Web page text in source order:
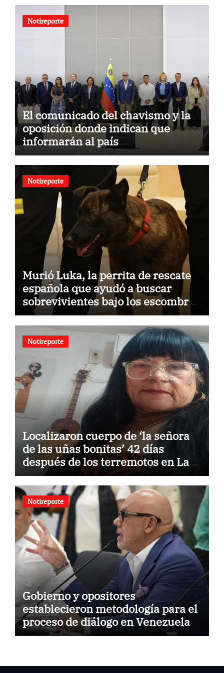
Notireporte
El comunicado del chavismo y la
oposición donde indican que
informarán al país
oportunamente sobre los avances
alcanzado
Notireporte
Murió Luka, la perrita de rescate
española que ayudó a buscar
sobrevivientes bajo los escombros
tras los terremotos
Notireporte
Localizaron cuerpo de ‘la señora
de las uñas bonitas’ 42 días
después de los terremotos en La
Guaira
Notireporte
Gobierno y opositores
establecieron metodología para el
proceso de diálogo en Venezuela